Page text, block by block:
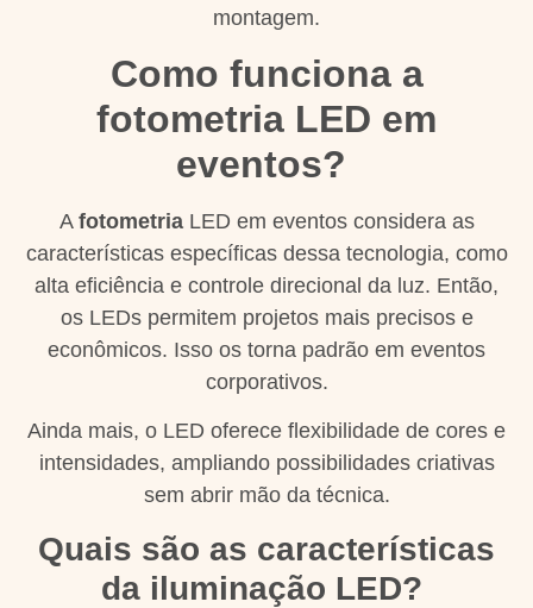
montagem.
Como funciona a
fotometria LED em
eventos?
A fotometriaLED em eventos considera as
características específicas dessa tecnologia, como
alta eficiência e controle direcional da luz. Então,
os LEDs permitem projetos mais precisos e
econômicos. Isso os torna padrão em eventos
corporativos.
Ainda mais, o LED oferece flexibilidade de cores e
intensidades, ampliando possibilidades criativas
sem abrir mão da técnica.
Quais são as características
da iluminação LED?